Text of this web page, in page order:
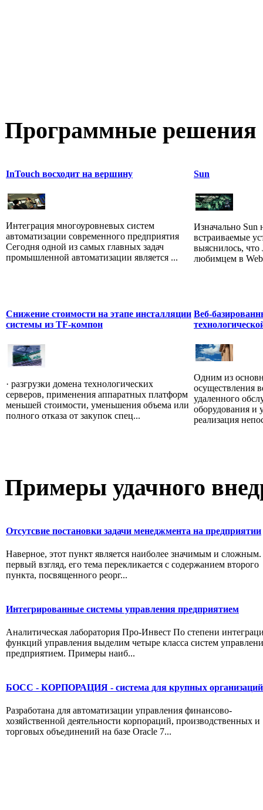
Программные решения
InTouch восходит на вершину
Интеграция многоуровневых систем
автоматизации современного предприятия
Сегодня одной из самых главных задач
промышленной автоматизации является ...
Sun
Изначально Sun
встраиваемые
выяснилось, что
любимцем в
Снижение стоимости на этапе инсталляции
системы из TF-компон
· разгрузки домена технологических
серверов, применения аппаратных платформ
меньшей стоимости, уменьшения объема или
полного отказа от закупок спец...
Веб-
Одним из
осуществления
удаленного
оборудования и
реализация
Примеры удачного
Отсутсвие постановки задачи менеджмента на предприятии
Наверное, этот пункт является наиболее значимым и
первый взгляд, его тема перекликается с содержанием второго
пункта, посвященного реорг...
Интегрированные системы управления предприятием
Аналитическая лаборатория Про-Инвест По степени
функций управления выделим четыре класса систем
предприятием. Примеры наиб...
БОСС - КОРПОРАЦИЯ - система для крупных организаций
Разработана для автоматизации управления финансово-
хозяйственной деятельности корпораций, производственных и
торговых объединений на базе Oracle 7...